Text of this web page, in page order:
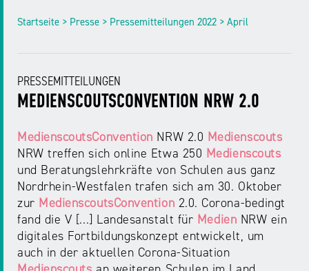
Startseite > Presse > Pressemitteilungen 2022 > April
PRESSEMITTEILUNGEN
MEDIENSCOUTSCONVENTION NRW 2.0
MedienscoutsConvention NRW 2.0 Medienscouts
NRW treffen sich online Etwa 250 Medienscouts
und Beratungslehrkräfte von Schulen aus ganz
Nordrhein-Westfalen trafen sich am 30. Oktober
zur MedienscoutsConvention 2.0. Corona-bedingt
fand die V [...] Landesanstalt für Medien NRW ein
digitales Fortbildungskonzept entwickelt, um
auch in der aktuellen Corona-Situation